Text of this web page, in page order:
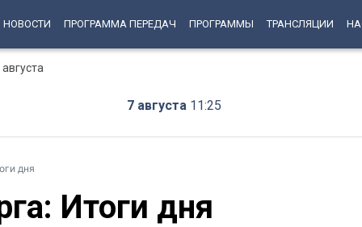
НОВОСТИ ПРОГРАММА ПЕРЕДАЧ ПРОГРАММЫ ТРАНСЛЯЦИИ
7 августа 11:25
дня
Итоги дня